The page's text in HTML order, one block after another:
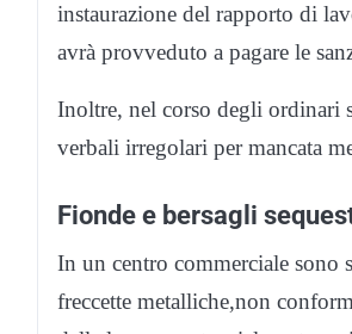
instaurazione del rapporto di
avrà provveduto a pagare le
Inoltre, nel corso degli ordinari
verbali irregolari per mancata
Fionde e bersagli
In un centro commerciale sono
freccette metalliche,non